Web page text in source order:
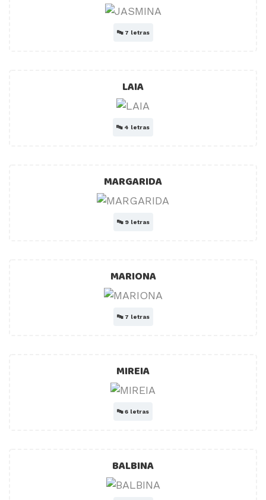
🔤 7 letras
LAIA
🔤 4 letras
MARGARIDA
🔤 9 letras
MARIONA
🔤 7 letras
MIREIA
🔤6 letras
BALBINA